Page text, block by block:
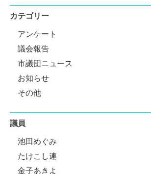
カテゴリー
アンケート
議会報告
市議団ニュース
お知らせ
その他
議員
池田めぐみ
たけこし連
金子あきよ